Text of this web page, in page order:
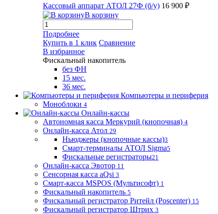
Кассовый аппарат АТОЛ 27Ф (б/у) 16 900 ₽
В корзину
Подробнее
Купить в 1 клик Сравнение
В избранное
Фискальный накопитель
без ФН
15 мес.
36 мес.
Компьютеры и периферия
Моноблоки 4
Онлайн-кассы
Автономная касса Меркурий (кнопочная) 4
Онлайн-касса Атол 29
Ньюджеры (кнопочные кассы)3
Смарт-терминалы АТОЛ Sigma5
Фискальные регистраторы21
Онлайн-касса Эвотор 11
Сенсорная касса aQsi 3
Смарт-касса MSPOS (Мультисофт) 1
Фискальный накопитель 5
Фискальный регистратор Ритейл (Poscenter) 15
Фискальный регистратор Штрих 3